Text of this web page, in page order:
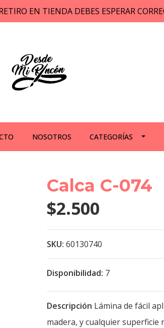
EN TIENDA DEBES ESPERAR
NOSOTROS CATEGORÍAS
Calca C-074
$2.500
SKU: 60130740
Disponibilidad: 7
Descripción Lámina de fácil
madera, y cualquier